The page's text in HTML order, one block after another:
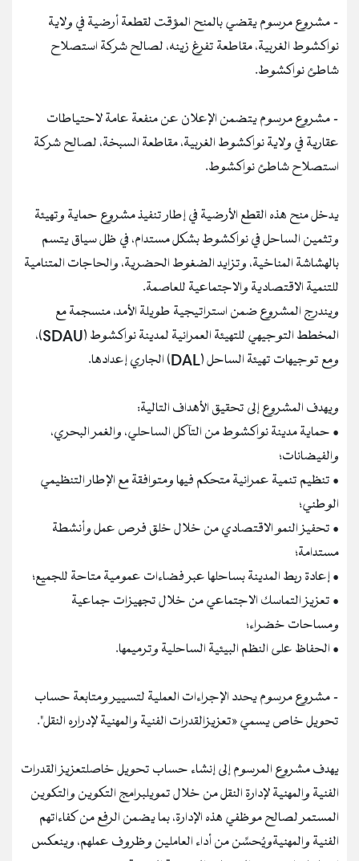
- مشروع مرسوم يقضي بالمنح المؤقت لقطعة أرضية في ولاية
نواكشوط الغربية، مقاطعة تفرغ زينه، لصالح شركة استصلاح
شاطئ نواكشوط.
- مشروع مرسوم يتضمن الإعلان عن منفعة عامة لاحتياطات
عقارية في ولاية نواكشوط الغربية، مقاطعة السبخة، لصالح شركة
استصلاح شاطئ نواكشوط.
يدخل منح هذه القطع الأرضية في إطار تنفيذ مشروع حماية وتهيئة
وتثمين الساحل في نواكشوط بشكل مستدام، في ظل سياق يتسم
بالهشاشة المناخية، وتزايد الضغوط الحضرية، والحاجات المتنامية
للتنمية الاقتصادية والاجتماعية للعاصمة.
ويندرج المشروع ضمن استراتيجية طويلة الأمد، منسجمة مع
المخطط التوجيهي للتهيئة العمرانية لمدينة نواكشوط (SDAU)،
ومع توجيهات تهيئة الساحل (DAL) الجاري إعدادها.
ويهدف المشروع إلى تحقيق الأهداف التالية:
• حماية مدينة نواكشوط من التآكل الساحلي، والغمر البحري،
والفيضانات؛
• تنظيم تنمية عمرانية متحكم فيها ومتوافقة مع الإطار التنظيمي
الوطني؛
• تحفيز النمو الاقتصادي من خلال خلق فرص عمل وأنشطة
مستدامة؛
• إعادة ربط المدينة بساحلها عبر فضاءات عمومية متاحة للجميع؛
• تعزيز التماسك الاجتماعي من خلال تجهيزات جماعية
ومساحات خضراء؛
• الحفاظ على النظم البيئية الساحلية وترميمها.
- مشروع مرسوم يحدد الإجراءات العملية لتسيير ومتابعة حساب
تحويل خاص يسمي «تعزيزالقدرات الفنية والمهنية لإدراره النقل".
يهدف مشروع المرسوم إلى إنشاء حساب تحويل خاصلتعزيز القدرات
الفنية والمهنية لإدارة النقل من خلال تمويلبرامج التكوين والتكوين
المستمر لصالح موظفي هذه الإدارة، بما يضمن الرفع من كفاءاتهم
الفنية والمهنيةويُحسِّن من أداء العاملين وظروف عملهم، وينعكس